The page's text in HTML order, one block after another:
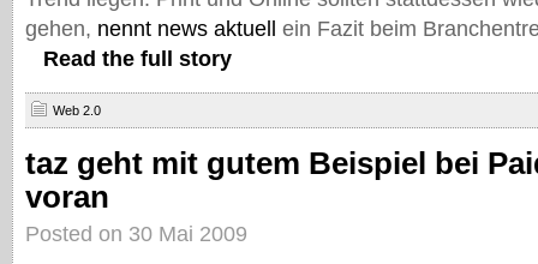
gehen, nennt news aktuell
ein Fazit beim
Read the full story
Web 2.0
taz geht mit gutem Beispiel bei
voran
Posted on 30 Mai 2009